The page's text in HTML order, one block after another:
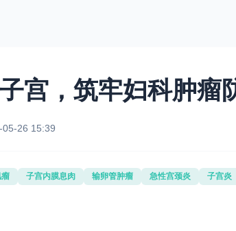
宫，筑牢妇科肿瘤
05-26 15:39
子宫内膜息肉 输卵管肿瘤 急性宫颈炎 子宫炎